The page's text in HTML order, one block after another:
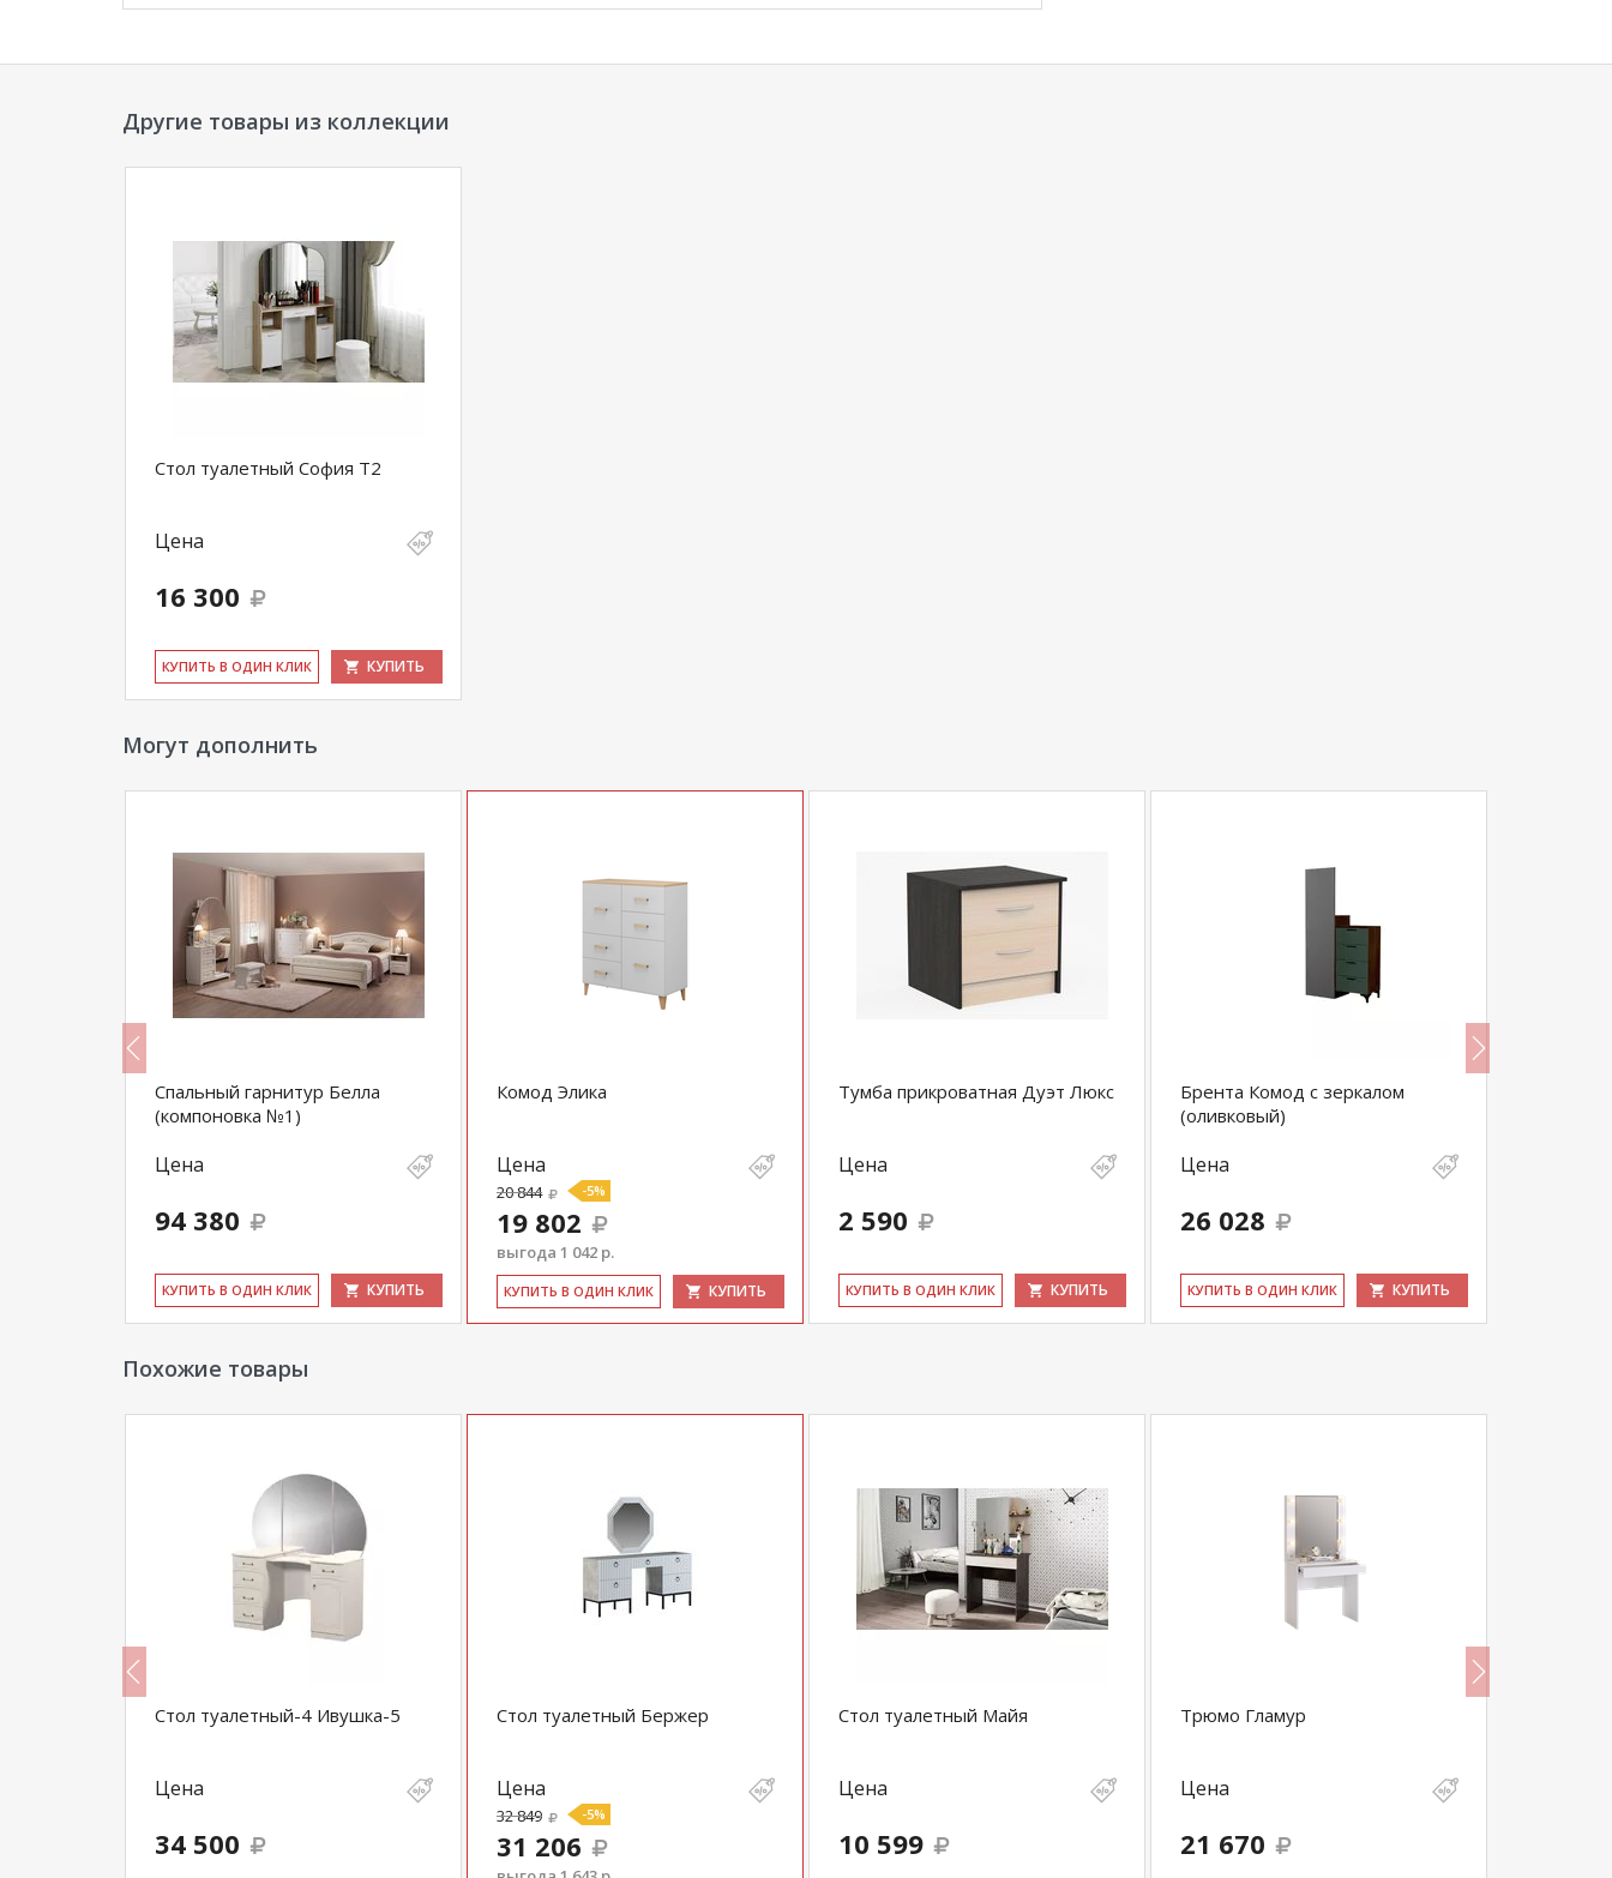
Другие товары из коллекции
Стол туалетный София Т2
Цена
16 300
КУ­ПИТЬ В ОДИН КЛИК КУПИТЬ
Могут дополнить
Спальный гарнитур Белла
(компоновка №1)
Цена
94 380
КУ­ПИТЬ В ОДИН КЛИК КУПИТЬ
Комод Элика
Цена
20 844 -5%
19 802
выгода 1 042 р.
КУ­ПИТЬ В ОДИН КЛИК КУПИТЬ
Тумба прикроватная Дуэт Люкс
Цена
2 590
КУ­ПИТЬ В ОДИН КЛИК КУПИТЬ
Брента Комод с зеркалом
(оливковый)
Цена
26 028
КУ­ПИТЬ В ОДИН КЛИК КУПИТЬ
Похожие товары
Стол туалетный-4 Ивушка-5
Цена
34 500
Стол туалетный Бержер
Цена
32 849 -5%
31 206
Стол туалетный Майя
Цена
10 599
Трюмо Гламур
Цена
21 670